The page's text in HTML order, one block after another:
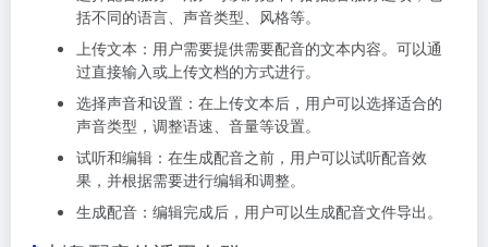
括不同的语言、声音类型、风格等。
上传文本：用户需要提供需要配音的文本内容。可以通
过直接输入或上传文档的方式进行。
选择声音和设置：在上传文本后，用户可以选择适合的
声音类型，调整语速、音量等设置。
试听和编辑：在生成配音之前，用户可以试听配音效
果，并根据需要进行编辑和调整。
生成配音：编辑完成后，用户可以生成配音文件导出。